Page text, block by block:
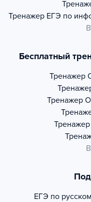
Тренажер ЕГЭ по
Бесплатный
Тренажер
Тренажер
Тренажер
ЕГЭ по